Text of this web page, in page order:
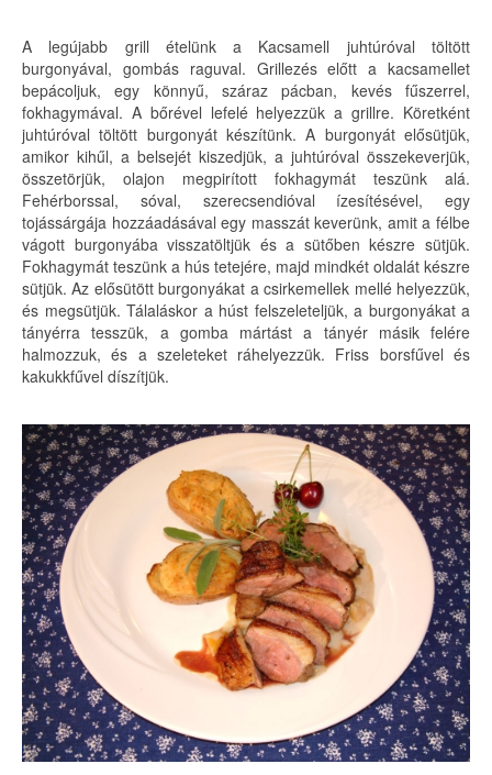
A legújabb grill ételünk a Kacsamell juhtúróval töltött
burgonyával, gombás raguval. Grillezés előtt a kacsamellet
bepácoljuk, egy könnyű, száraz pácban, kevés fűszerrel,
fokhagymával. A bőrével lefelé helyezzük a grillre. Köretként
juhtúróval töltött burgonyát készítünk. A burgonyát elősütjük,
amikor kihűl, a belsejét kiszedjük, a juhtúróval összekeverjük,
összetörjük, olajon megpirított fokhagymát teszünk alá.
Fehérborssal, sóval, szerecsendióval ízesítésével, egy
tojássárgája hozzáadásával egy masszát keverünk, amit a félbe
vágott burgonyába visszatöltjük és a sütőben készre sütjük.
Fokhagymát teszünk a hús tetejére, majd mindkét oldalát készre
sütjük. Az elősütött burgonyákat a csirkemellek mellé helyezzük,
és megsütjük. Tálaláskor a húst felszeleteljük, a burgonyákat a
tányérra tesszük, a gomba mártást a tányér másik felére
halmozzuk, és a szeleteket ráhelyezzük. Friss borsfűvel és
kakukkfűvel díszítjük.